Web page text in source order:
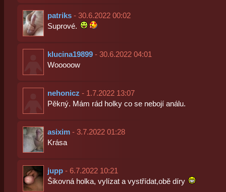
patriks- 30.6.2022 00:02
Suprové.
klucina19899- 30.6.2022 04:01
Wooooow
nehonicz - 1.7.2022 13:07
Pěkný. Mám rád holky co se nebojí análu.
asixim- 3.7.2022 01:28
Krása
jupp- 6.7.2022 10:21
Šikovná holka, vylízat a vystřídat,obě díry